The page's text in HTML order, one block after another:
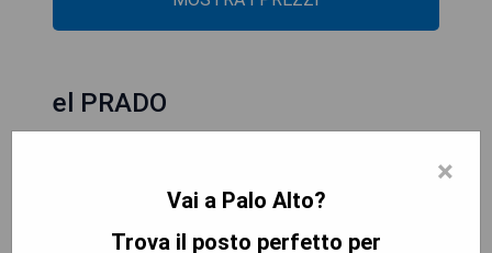
el PRADO
×
Vai a Palo Alto?
Trova il posto perfetto per